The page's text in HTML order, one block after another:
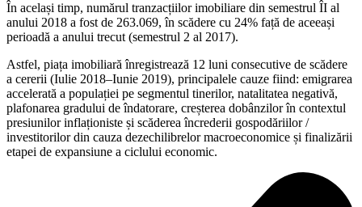
În același timp, numărul tranzacțiilor imobiliare din semestrul ÎI al
anului 2018 a fost de 263.069, în scădere cu 24% față de aceeași
perioadă a anului trecut (semestrul 2 al 2017).
Astfel, piața imobiliară înregistrează 12 luni consecutive de scădere
a cererii (Iulie 2018–Iunie 2019), principalele cauze fiind: emigrarea
accelerată a populației pe segmentul tinerilor, natalitatea negativă,
plafonarea gradului de îndatorare, creșterea dobânzilor în contextul
presiunilor inflaționiste și scăderea încrederii gospodăriilor /
investitorilor din cauza dezechilibrelor macroeconomice și finalizării
etapei de expansiune a ciclului economic.